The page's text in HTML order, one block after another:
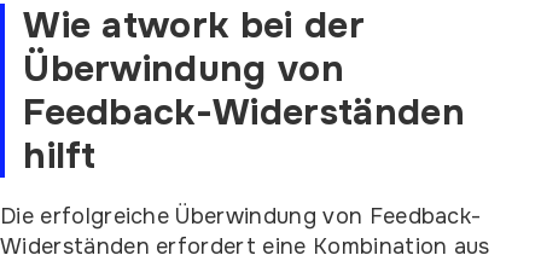
Wie atwork bei der
Überwindung von
Feedback-Widerständen
hilft
Die erfolgreiche Überwindung von Feedback-
Widerständen erfordert eine Kombination aus